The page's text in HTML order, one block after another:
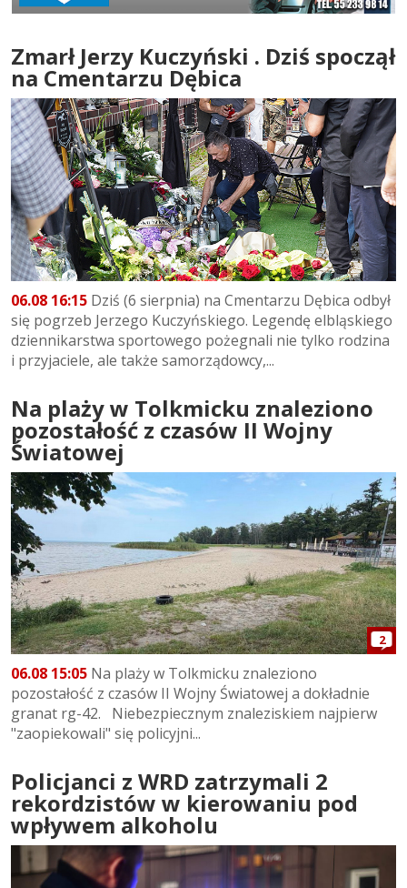
Zmarł Jerzy Kuczyński . Dziś spoczął
na Cmentarzu Dębica
06.08 16:15 Dziś (6 sierpnia) na Cmentarzu Dębica odbył
się pogrzeb Jerzego Kuczyńskiego. Legendę elbląskiego
dziennikarstwa sportowego pożegnali nie tylko rodzina
i przyjaciele, ale także samorządowcy,...
Na plaży w Tolkmicku znaleziono
pozostałość z czasów II Wojny
Światowej
2
06.08 15:05 Na plaży w Tolkmicku znaleziono
pozostałość z czasów II Wojny Światowej a dokładnie
granat rg-42. Niebezpiecznym znaleziskiem najpierw
"zaopiekowali" się policyjni...
Policjanci z WRD zatrzymali 2
rekordzistów w kierowaniu pod
wpływem alkoholu